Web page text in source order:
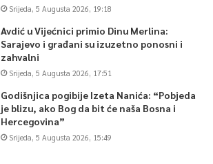
Srijeda, 5 Augusta 2026, 19:18
Avdić u Vijećnici primio Dinu Merlina:
Sarajevo i građani su izuzetno ponosni i
zahvalni
Srijeda, 5 Augusta 2026, 17:51
Godišnjica pogibije Izeta Nanića: “Pobjeda
je blizu, ako Bog da bit će naša Bosna i
Hercegovina”
Srijeda, 5 Augusta 2026, 15:49